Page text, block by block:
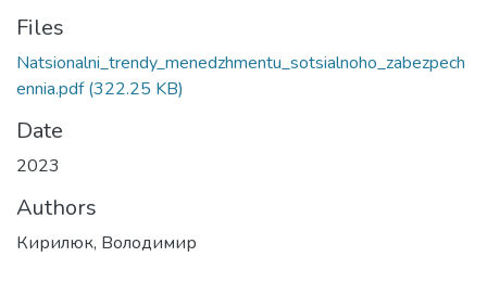
Files
Natsionalni_trendy_menedzhmentu_sotsialnoho_zabezpech
ennia.pdf(322.25 KB)
Date
2023
Authors
Кирилюк, Володимир